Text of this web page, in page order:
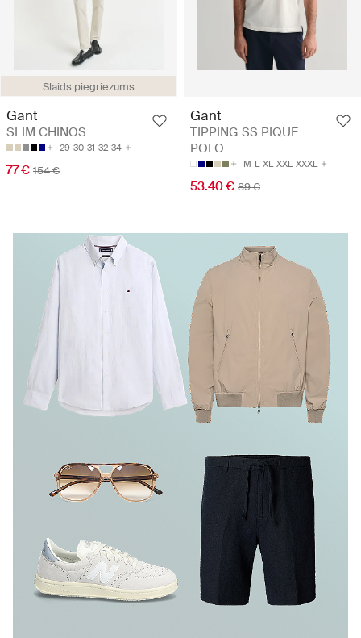
Slaids piegriezums
Gant
SLIM CHINOS
29 30 31 32 34
77 € 154 €
Gant
TIPPING SS PIQUE
POLO
M L XL XXL XXXL
53.40 € 89 €